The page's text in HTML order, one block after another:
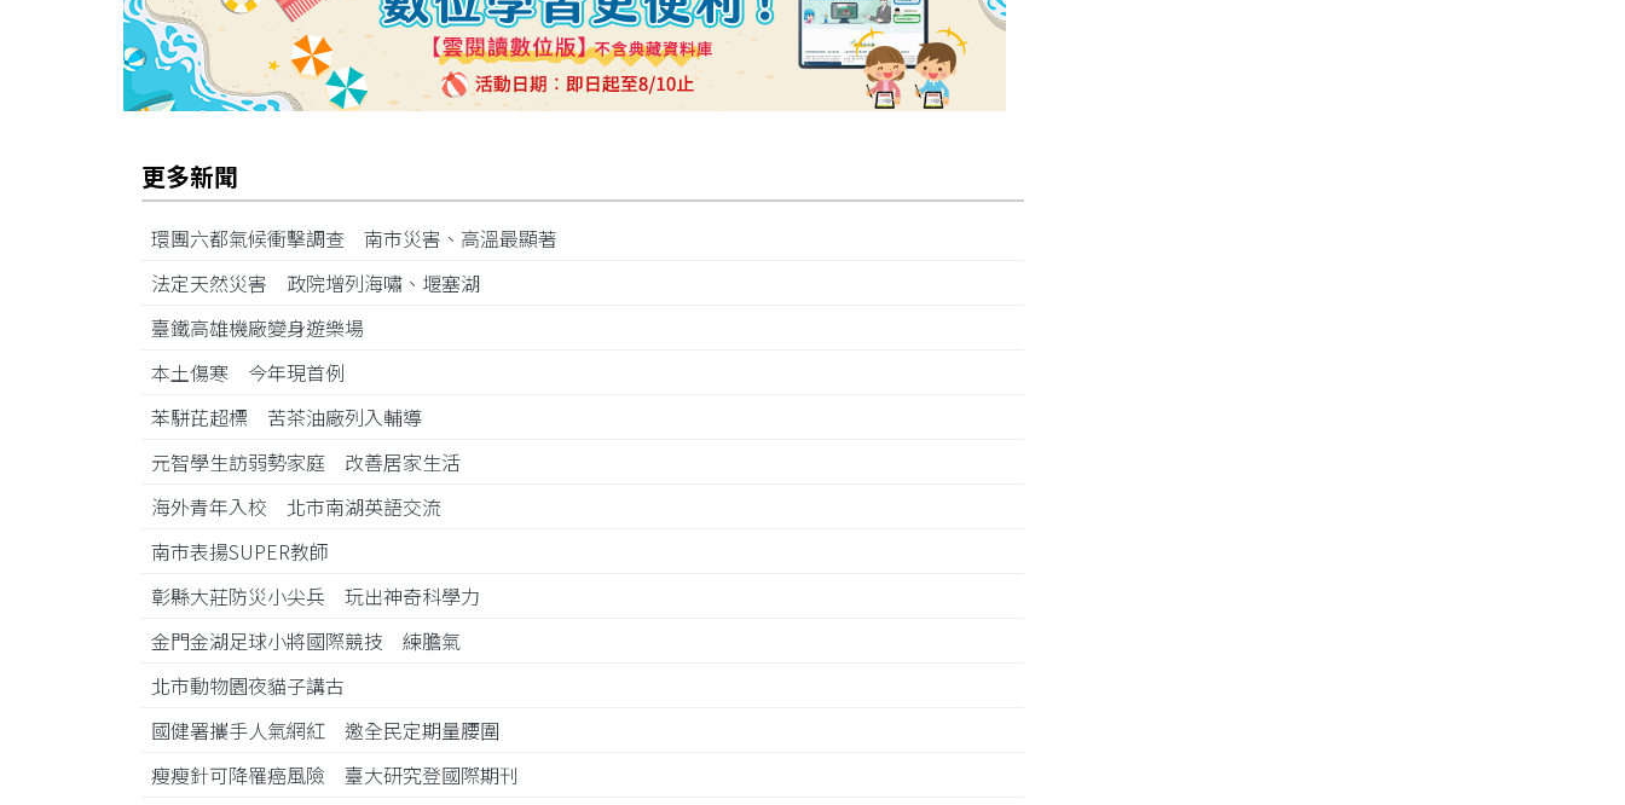
更多新聞
環團六都氣候衝擊調查 南市災害、高溫最顯著
法定天然災害 政院增列海嘯、堰塞湖
臺鐵高雄機廠變身遊樂場
本土傷寒 今年現首例
苯駢芘超標 苦茶油廠列入輔導
元智學生訪弱勢家庭 改善居家生活
海外青年入校 北市南湖英語交流
南市表揚SUPER教師
彰縣大莊防災小尖兵 玩出神奇科學力
金門金湖足球小將國際競技 練膽氣
北市動物園夜貓子講古
國健署攜手人氣網紅 邀全民定期量腰圍
瘦瘦針可降罹癌風險 臺大研究登國際期刊